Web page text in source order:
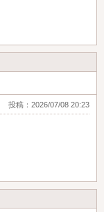
投稿：2026/07/08 20:23